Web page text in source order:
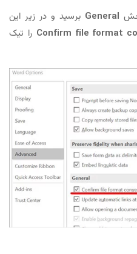
General برسید‌ و در زیر این
Confirm file format را تیک